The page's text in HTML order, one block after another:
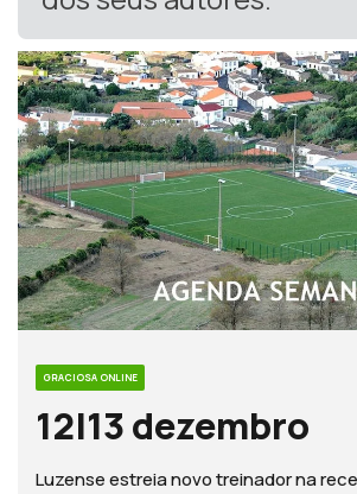
GRACIOSA ONLINE
12|13 dezembro
Luzense estreia novo treinador na